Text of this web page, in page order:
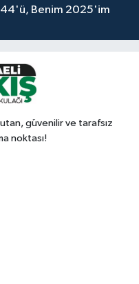
Benim 2025'im
güvenilir ve tarafsız
noktası!